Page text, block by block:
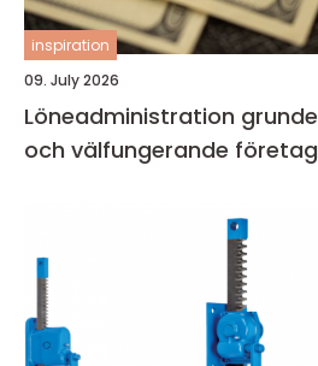
inspiration
09. July 2026
Löneadministration grunden för ett tryggt
och välfungerande företag